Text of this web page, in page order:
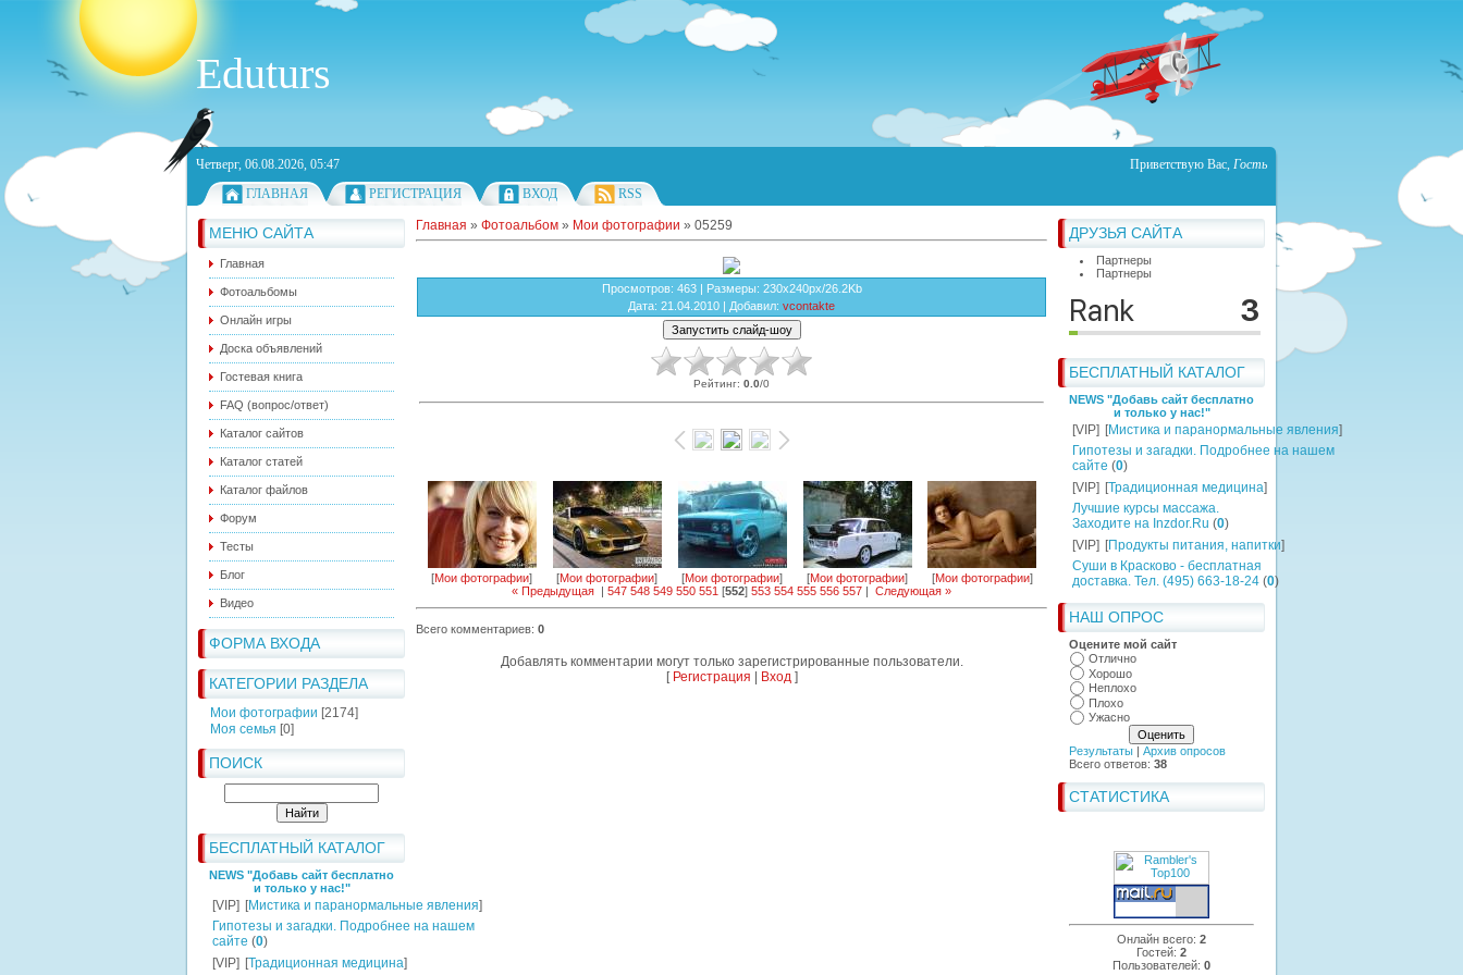
Eduturs
Четверг, 06.08.2026, 05:47 Приветствую Вас, Гость
ГЛАВНАЯ
РЕГИСТРАЦИЯ ВХОД RSS
МЕНЮ САЙТА
Главная
Фотоальбомы
Онлайн игры
Доска объявлений
Гостевая книга
FAQ (вопрос/ответ)
Каталог сайтов
Каталог статей
Каталог файлов
Форум
Тесты
Блог
Видео
ФОРМА ВХОДА
КАТЕГОРИИ РАЗДЕЛА
Мои фотографии [2174]
Моя семья [0]
ПОИСК
БЕСПЛАТНЫЙ КАТАЛОГ
NEWS "Добавь сайт бесплатно
и только у нас!"
[VIP] [Мистика и паранормальные явления]
Гипотезы и загадки. Подробнее на нашем
сайте (0)
[VIP] [Традиционная медицина]
ДРУЗЬЯ САЙТА
Партнеры
Партнеры
БЕСПЛАТНЫЙ КАТАЛОГ
NEWS "Добавь сайт бесплатно
и только у нас!"
[VIP] [Мистика и паранормальные явления]
Гипотезы и загадки. Подробнее на нашем
сайте (0)
[VIP] [Традиционная медицина]
Лучшие курсы массажа.
Заходите на Inzdor.Ru (0)
[VIP] [Продукты питания, напитки]
Суши в Красково - бесплатная
доставка. Тел. (495) 663-18-24 (0)
НАШ ОПРОС
Оцените мой сайт
Отлично
Хорошо
Неплохо
Плохо
Ужасно
Результаты | Архив опросов
Всего ответов: 38
СТАТИСТИКА
Онлайн всего: 2
Гостей: 2
Пользователей: 0
Главная » Фотоальбом » Мои фотографии » 05259
Просмотров: 463 | Размеры: 230x240px/26.2Kb
Дата: 21.04.2010 | Добавил: vcontakte
Рейтинг: 0.0/0
[Мои фотографии] [Мои фотографии] [Мои фотографии] [Мои фотографии] [Мои фотографии]
« Предыдущая | 547 548 549 550 551 [552] 553 554 555 556 557 | Следующая »
Всего комментариев: 0
Добавлять комментарии могут только зарегистрированные пользователи.
[ Регистрация Вход]